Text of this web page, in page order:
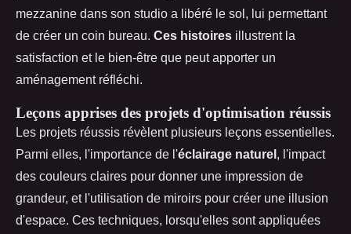
mezzanine dans son studio a libéré le sol, lui permettant
de créer un coin bureau. Ces histoires illustrent la
satisfaction et le bien-être que peut apporter un
aménagement réfléchi.
Leçons apprises des projets d'optimisation réussis
Les projets réussis révèlent plusieurs leçons essentielles.
Parmi elles, l'importance de l'éclairage naturel , l'impact
des couleurs claires pour donner une impression de
grandeur, et l'utilisation de miroirs pour créer une illusion
d'espace. Ces techniques, lorsqu'elles sont appliquées